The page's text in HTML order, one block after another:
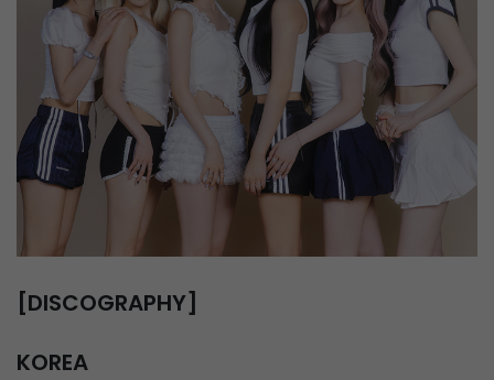
[DISCOGRAPHY]
KOREA